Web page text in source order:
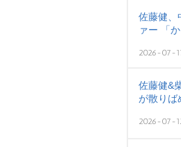
佐藤健、
ァー 「
2026-07-
佐藤健&
が散りば
2026-07-